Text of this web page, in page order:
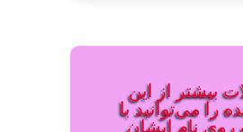
بیشتر از این
را می‌توانید با
روی نام ایشان